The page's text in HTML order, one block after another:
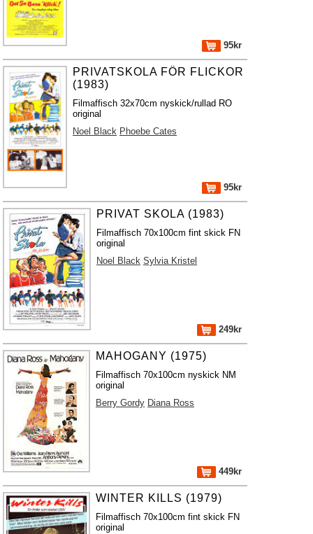
95kr
PRIVATSKOLA FÖR FLICKOR
(1983)
Filmaffisch 32x70cm nyskick/rullad RO
original
Noel Black Phoebe Cates
95kr
PRIVAT SKOLA (1983)
Filmaffisch 70x100cm fint skick FN
original
Noel Black Sylvia Kristel
249kr
MAHOGANY (1975)
Filmaffisch 70x100cm nyskick NM
original
Berry Gordy Diana Ross
449kr
WINTER KILLS (1979)
Filmaffisch 70x100cm fint skick FN
original